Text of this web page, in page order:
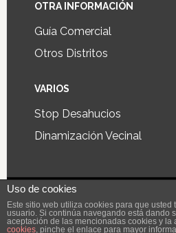
OTRA INFORMACIÓN
Guía Comercial
Otros Distritos
VARIOS
Stop Desahucios
Dinamización Vecinal
Diseño y desarrollo de
Uso de cookies
Este sitio web utiliza cookies para que
usuario. Si continúa navegando está dando
aceptación de las mencionadas cookies y la
cookies, pinche el enlace para mayor